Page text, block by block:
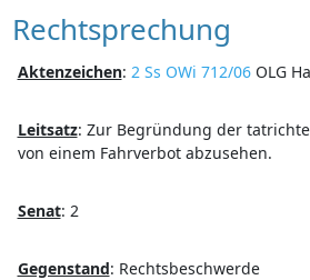
Rechtsprechung
Aktenzeichen: 2 Ss OWi 712/06OLG
Leitsatz: Zur Begründung der
von einem Fahrverbot abzusehen.
Senat: 2
Gegenstand: Rechtsbeschwerde